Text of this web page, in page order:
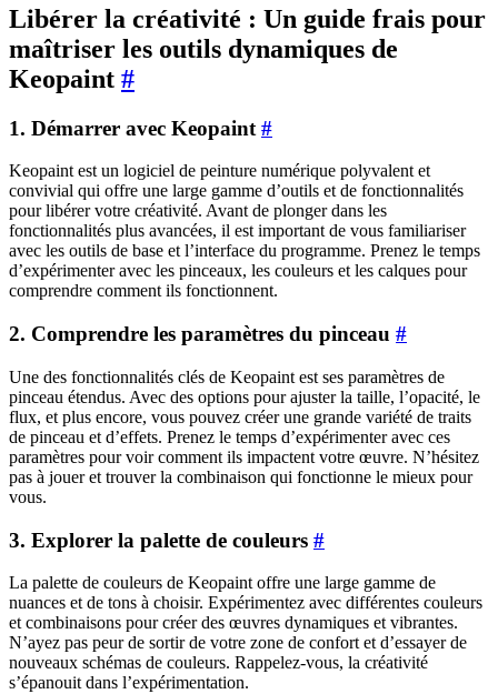
Libérer la créativité : Un guide frais pour
maîtriser les outils dynamiques de
Keopaint #
1. Démarrer avec Keopaint #
Keopaint est un logiciel de peinture numérique polyvalent et
convivial qui offre une large gamme d’outils et de fonctionnalités
pour libérer votre créativité. Avant de plonger dans les
fonctionnalités plus avancées, il est important de vous familiariser
avec les outils de base et l’interface du programme. Prenez le temps
d’expérimenter avec les pinceaux, les couleurs et les calques pour
comprendre comment ils fonctionnent.
2. Comprendre les paramètres du pinceau #
Une des fonctionnalités clés de Keopaint est ses paramètres de
pinceau étendus. Avec des options pour ajuster la taille, l’opacité, le
flux, et plus encore, vous pouvez créer une grande variété de traits
de pinceau et d’effets. Prenez le temps d’expérimenter avec ces
paramètres pour voir comment ils impactent votre œuvre. N’hésitez
pas à jouer et trouver la combinaison qui fonctionne le mieux pour
vous.
3. Explorer la palette de couleurs #
La palette de couleurs de Keopaint offre une large gamme de
nuances et de tons à choisir. Expérimentez avec différentes couleurs
et combinaisons pour créer des œuvres dynamiques et vibrantes.
N’ayez pas peur de sortir de votre zone de confort et d’essayer de
nouveaux schémas de couleurs. Rappelez-vous, la créativité
s’épanouit dans l’expérimentation.